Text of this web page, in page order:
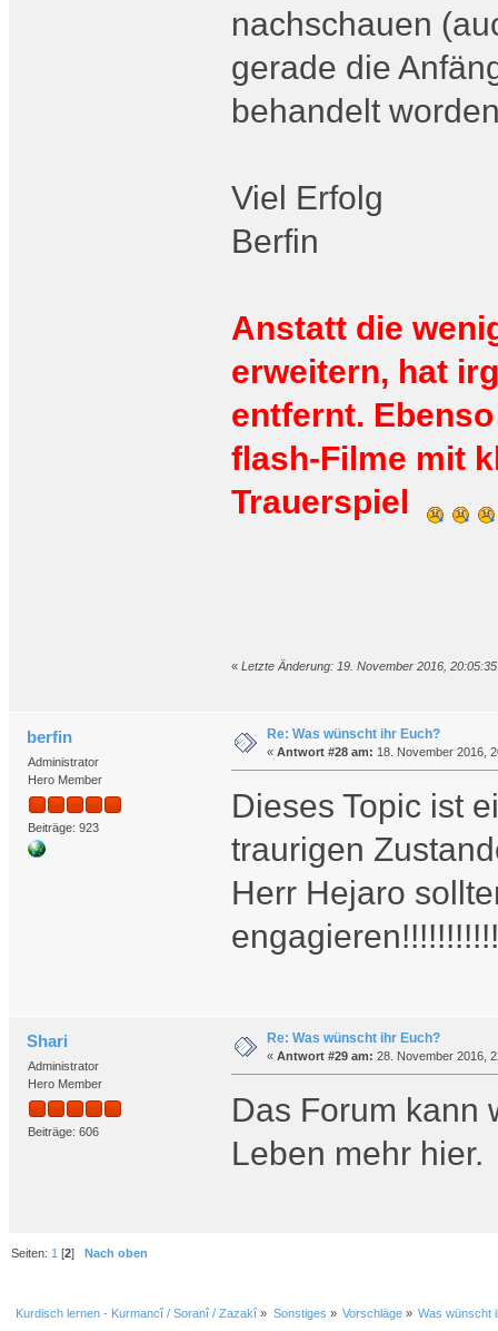
nachschauen
gerade die
behandelt
Viel Erfolg
Berfin
Anstatt die
erweitern, hat
entfernt.
flash-Filme mit
Trauerspiel
« Letzte Änderung: 19. November 2016,
berfin
Administrator
Hero Member
Beiträge: 923
Re: Was wünscht ihr Euch?
« Antwort #28 am: 18. November 2016,
Dieses Topic ist
traurigen
Herr Hejaro
Shari
Administrator
Hero Member
Beiträge: 606
Re: Was wünscht ihr Euch?
« Antwort #29 am: 28. November 2016,
Das Forum kann
Leben mehr
Seiten: 1 [2] Nach oben
Kurdisch lernen - Kurmancî / Soranî / Zazakî » Sonstiges » Vorschläge» Was wünscht